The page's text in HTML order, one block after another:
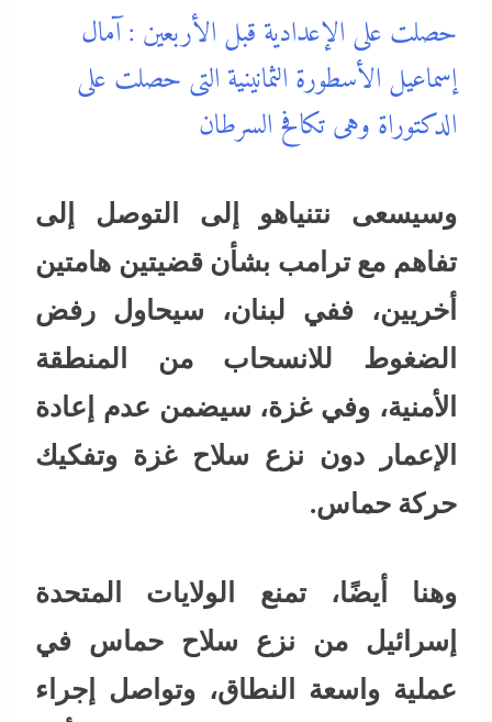
حصلت على الإعدادية قبل الأربعين : آمال
إسماعيل الأسطورة الثمانينية التى حصلت على
الدكتوراة وهى تكافح السرطان
وسيسعى نتنياهو إلى التوصل إلى
تفاهم مع ترامب بشأن قضيتين هامتين
أخريين، ففي لبنان، سيحاول رفض
الضغوط للانسحاب من المنطقة
الأمنية، وفي غزة، سيضمن عدم إعادة
الإعمار دون نزع سلاح غزة وتفكيك
حركة حماس.
وهنا أيضًا، تمنع الولايات المتحدة
إسرائيل من نزع سلاح حماس في
عملية واسعة النطاق، وتواصل إجراء